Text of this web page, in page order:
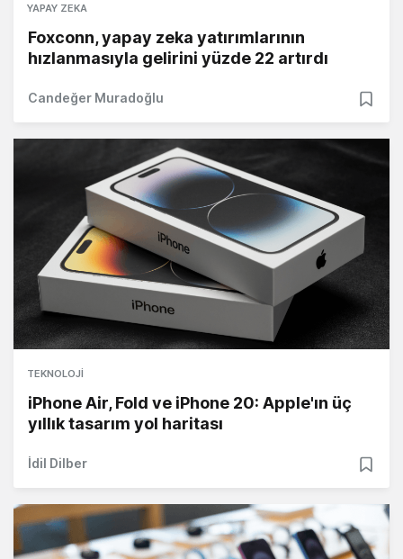
YAPAY ZEKA
Foxconn, yapay zeka yatırımlarının
hızlanmasıyla gelirini yüzde 22 artırdı
Candeğer Muradoğlu
TEKNOLOJI
iPhone Air, Fold ve iPhone 20: Apple'ın üç
yıllık tasarım yol haritası
İdil Dilber